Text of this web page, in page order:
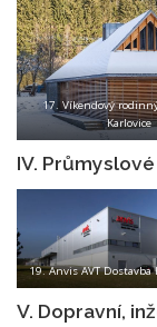
17. Víkendový
Karlovice
IV.
19. Anvis AVT
V. Dopravní,